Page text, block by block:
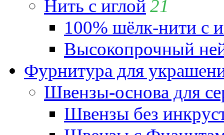
Нить с иглой 21
100% шёлк-нити с
Высокопрочный
Фурнитура для
Швензы-основа для
Швензы без